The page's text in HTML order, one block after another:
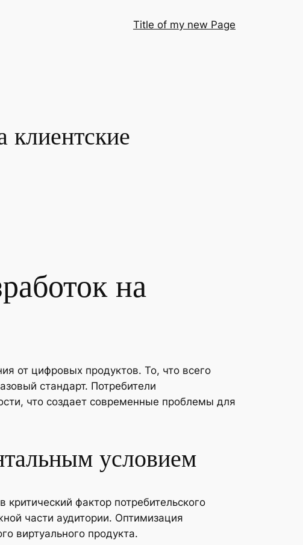
Title of my new Page
клиентские
на
от цифровых продуктов. То, что всего
стандарт. Потребители
что создает современные проблемы для
условием
критический фактор потребительского
части аудитории. Оптимизация
виртуального продукта.